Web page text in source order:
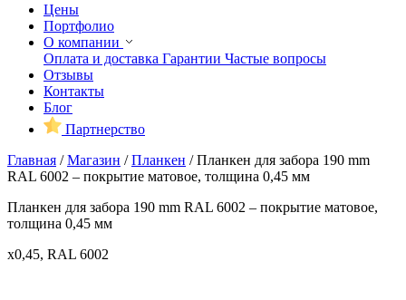
Цены
Портфолио
О компании
Оплата и доставка Гарантии Частые вопросы
Отзывы
Контакты
Блог
Партнерство
Главная /Магазин /Планкен /Планкен для забора 190 mm
RAL 6002 – покрытие матовое, толщина 0,45 мм
Планкен для забора 190 mm RAL 6002 – покрытие матовое,
толщина 0,45 мм
x0,45, RAL 6002